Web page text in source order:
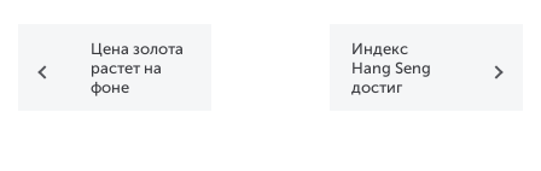
Цена золота
растет на
фоне
Индекс
Hang Seng
достиг